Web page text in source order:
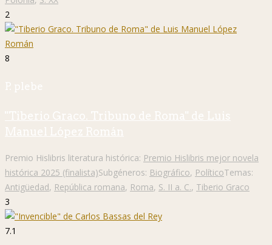
2
8
P. plebe
"Tiberio Graco. Tribuno de Roma" de Luis
Manuel López Román
Premio Hislibris literatura histórica: Premio Hislibris mejor novela
histórica 2025 (finalista)Subgéneros: Biográfico, PolíticoTemas:
Antigüedad, República romana, Roma, S. II a. C., Tiberio Graco
3
7.1